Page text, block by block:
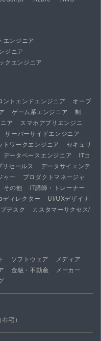
エンジニア
ジニア
クエンジニア
ントエンドエンジニア
オープ
ゲーム系エンジニア
制
ア
スマホアプリエンジニ
サーバーサイドエンジニア
トワークエンジニア
セキュリ
データベースエンジニア
ITコ
リセールス
データサイエンテ
ャー
プロダクトマネージャ
その他
IT講師・トレーナー
ディレクター
UI/UXデザイナ
デスク
カスタマーサクセス/
ソフトウェア
メディア
金融・不動産
メーカー
宅）